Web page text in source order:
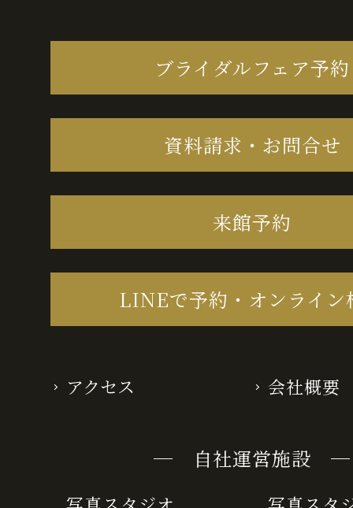
ブライダルフェア予約
資料請求・お問合せ
来館予約
LINEで予約・オンライン
アクセス 会社概要
─ 自社運営施設 ─